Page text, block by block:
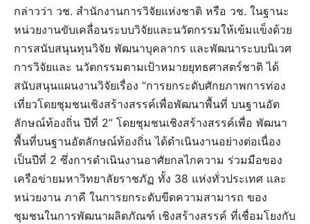
กล่าวว่า วช. สำนักงานการวิจัยแห่งชาติ หรือ วช. ในฐานะ
หน่วยงานขับเคลื่อนระบบวิจัยและนวัตกรรมให้เข้มแข็งด้วย
การสนับสนุนทุนวิจัย พัฒนาบุคลากร และพัฒนาระบบนิเวศ
การวิจัยและ นวัตกรรมตามเป้าหมายยุทธศาสตร์ชาติ ได้
สนับสนุนแผนงานวิจัยเรื่อง “การยกระดับศักยภาพการท่อง
เที่ยวโดยชุมชนเชิงสร้างสรรค์เพื่อพัฒนาพื้นที่ บนฐานอัต
ลักษณ์ท้องถิ่น ปีที่ 2” โดยชุมชนเชิงสร้างสรรค์เพื่อ พัฒนา
พื้นที่บนฐานอัตลักษณ์ท้องถิ่น ได้ดำเนินงานอย่างต่อเนื่อง
เป็นปีที่ 2 ซึ่งการดำเนินงานอาศัยกลไกความ ร่วมมือของ
เครือข่ายมหาวิทยาลัยราชภัฏ ทั้ง 38 แห่งทั่วประเทศ และ
หน่วยงาน ภาคี ในการยกระดับขีดความสามารถ ของ
ชุมชนในการพัฒนาผลิตภัณฑ์ เชิงสร้างสรรค์ ที่เชื่อมโยงกับ